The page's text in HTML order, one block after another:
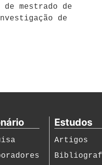
mestrado de
de
Estudos
Artigos